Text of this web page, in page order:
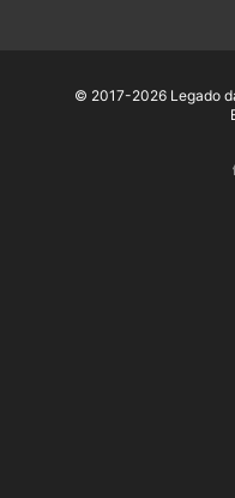
© 2017-2026 Legado